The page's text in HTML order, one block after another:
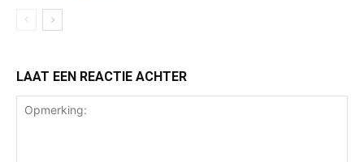
LAAT EEN REACTIE ACHTER